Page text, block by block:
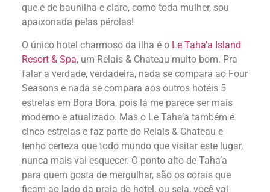
que é de baunilha e claro, como toda mulher, sou
apaixonada pelas pérolas!
O único hotel charmoso da ilha é o Le Taha’a Island
Resort & Spa, um Relais & Chateau muito bom. Pra
falar a verdade, verdadeira, nada se compara ao Four
Seasons e nada se compara aos outros hotéis 5
estrelas em Bora Bora, pois lá me parece ser mais
moderno e atualizado. Mas o Le Taha’a também é
cinco estrelas e faz parte do Relais & Chateau e
tenho certeza que todo mundo que visitar este lugar,
nunca mais vai esquecer. O ponto alto de Taha’a
para quem gosta de mergulhar, são os corais que
ficam ao lado da praia do hotel, ou seja, você vai